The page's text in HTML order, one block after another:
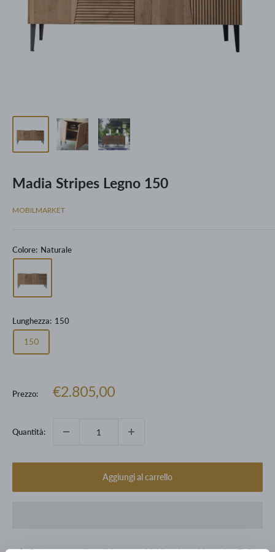
Madia Stripes Legno 150
MOBILMARKET
Colore: Naturale
Lunghezza: 150
150
Prezzo:
Prezzo
€2.805,00
Quantità:
Aggiungi al carrello